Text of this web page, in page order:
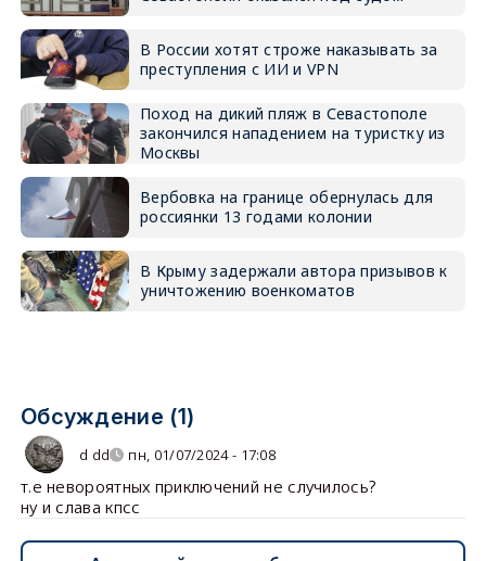
В России хотят строже наказывать за
преступления с ИИ и VPN
Поход на дикий пляж в Севастополе
закончился нападением на туристку из
Москвы
Вербовка на границе обернулась для
россиянки 13 годами колонии
В Крыму задержали автора призывов к
уничтожению военкоматов
Обсуждение (1)
d dd пн, 01/07/2024 - 17:08
т.е невороятных приключений не случилось?
ну и слава кпсс